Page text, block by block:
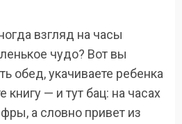
взгляд на часы
чудо? Вот вы
обед, укачиваете ребенка
книгу — и тут бац: на часах
а словно привет из